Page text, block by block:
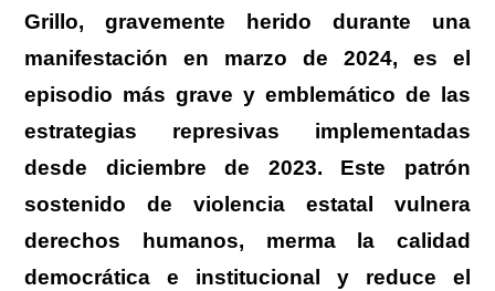
Grillo, gravemente herido durante una
manifestación en marzo de 2024, es el
episodio más grave y emblemático de las
estrategias represivas implementadas
desde diciembre de 2023. Este patrón
sostenido de violencia estatal vulnera
derechos humanos, merma la calidad
democrática e institucional y reduce el